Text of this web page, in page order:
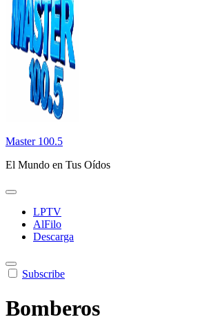
Master 100.5
El Mundo en Tus Oídos
LPTV
AlFilo
Descarga
Subscribe
Bomberos